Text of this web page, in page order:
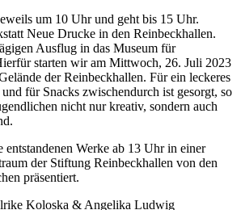
um 10 Uhr und geht bis 15 Uhr.
Neue Drucke in den Reinbeckhallen.
Ausflug in das Museum für
starten wir am Mittwoch, 26. Juli 2023
der Reinbeckhallen. Für ein leckeres
für Snacks zwischendurch ist gesorgt, so
nicht nur kreativ, sondern auch
Werke ab 13 Uhr in einer
der Stiftung Reinbeckhallen von den
präsentiert.
Koloska & Angelika Ludwig